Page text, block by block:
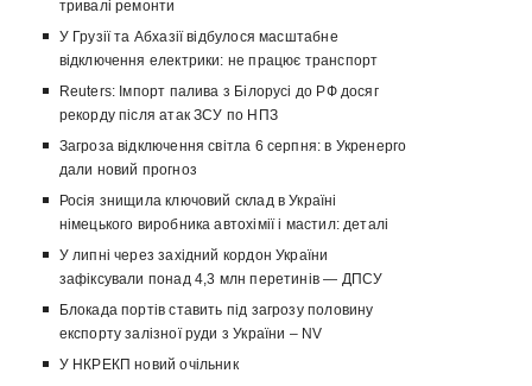
тривалі ремонти
У Грузії та Абхазії відбулося масштабне
відключення електрики: не працює транспорт
Reuters: Імпорт палива з Білорусі до РФ досяг
рекорду після атак ЗСУ по НПЗ
Загроза відключення світла 6 серпня: в Укренерго
дали новий прогноз
Росія знищила ключовий склад в Україні
німецького виробника автохімії і мастил: деталі
У липні через західний кордон України
зафіксували понад 4,3 млн перетинів — ДПСУ
Блокада портів ставить під загрозу половину
експорту залізної руди з України – NV
У НКРЕКП новий очільник